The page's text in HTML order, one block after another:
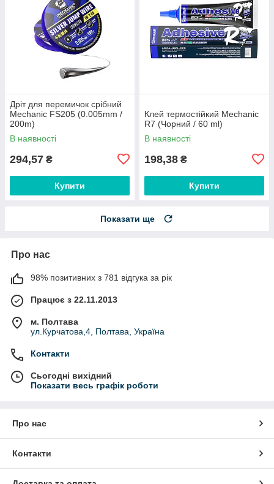
Дріт для перемичок срібний
Mechanic FS205 (0.005mm /
200m)
В наявності
294,57 ₴
Купити
Клей термостійкий Mechanic
R7 (Чорний / 60 ml)
В наявності
198,38 ₴
Купити
Показати ще
Про нас
98% позитивних з 781 відгука за рік
Працює з 22.11.2013
м. Полтава
ул.Курчатова,4, Полтава, Україна
Контакти
Сьогодні вихідний
Показати весь графік роботи
Про нас
Контакти